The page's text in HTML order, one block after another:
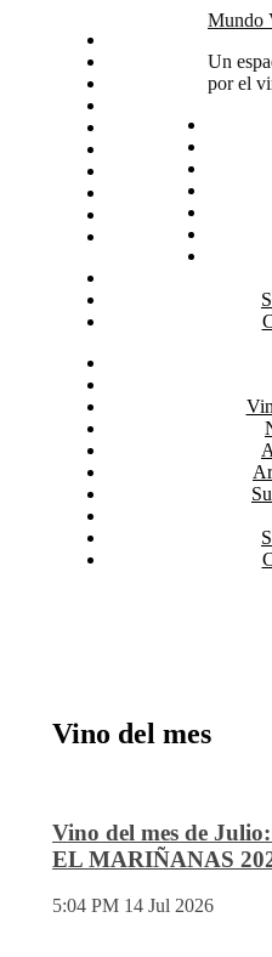
Arte y vino
Sudamerica
Mundo
Un
por el
Vino del mes
Vino del mes de
EL MARIÑANAS
5:04 PM 14 Jul 2026